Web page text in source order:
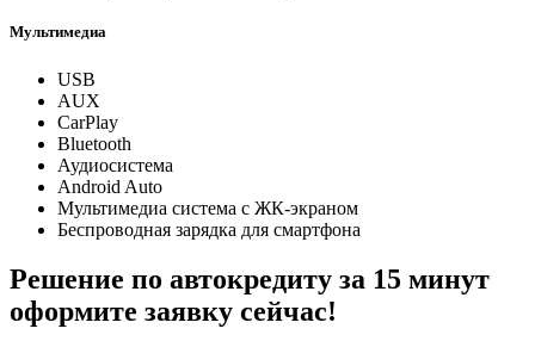
Мультимедиа
USB
AUX
CarPlay
Bluetooth
Аудиосистема
Android Auto
Мультимедиа система с ЖК-экраном
Беспроводная зарядка для смартфона
Решение по автокредиту за 15 минут
оформите заявку сейчас!